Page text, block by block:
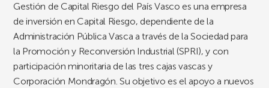
Gestión de Capital Riesgo del País Vasco es una empresa
de inversión en Capital Riesgo, dependiente de la
Administración Pública Vasca a través de la Sociedad para
la Promoción y Reconversión Industrial (SPRI), y con
participación minoritaria de las tres cajas vascas y
Corporación Mondragón. Su objetivo es el apoyo a nuevos